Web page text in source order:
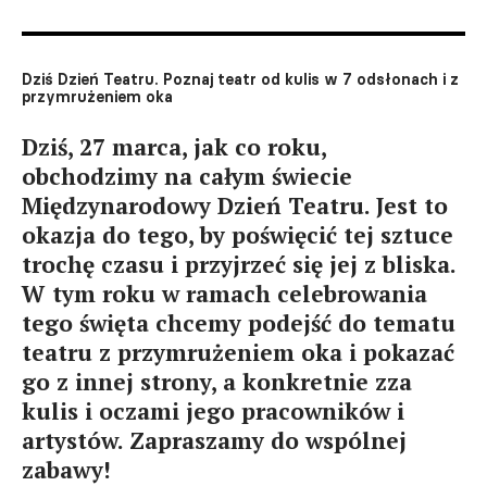
Dziś Dzień Teatru. Poznaj teatr od kulis w 7 odsłonach i z
przymrużeniem oka
Dziś, 27 marca, jak co roku,
obchodzimy na całym świecie
Międzynarodowy Dzień Teatru. Jest to
okazja do tego, by poświęcić tej sztuce
trochę czasu i przyjrzeć się jej z bliska.
W tym roku w ramach celebrowania
tego święta chcemy podejść do tematu
teatru z przymrużeniem oka i pokazać
go z innej strony, a konkretnie zza
kulis i oczami jego pracowników i
artystów. Zapraszamy do wspólnej
zabawy!